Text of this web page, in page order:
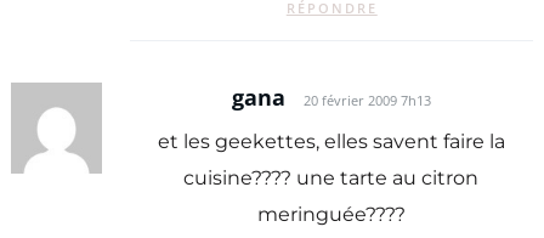
RÉPONDRE
gana 20 février 2009 7h13
et les geekettes, elles savent faire la
cuisine???? une tarte au citron
meringuée????